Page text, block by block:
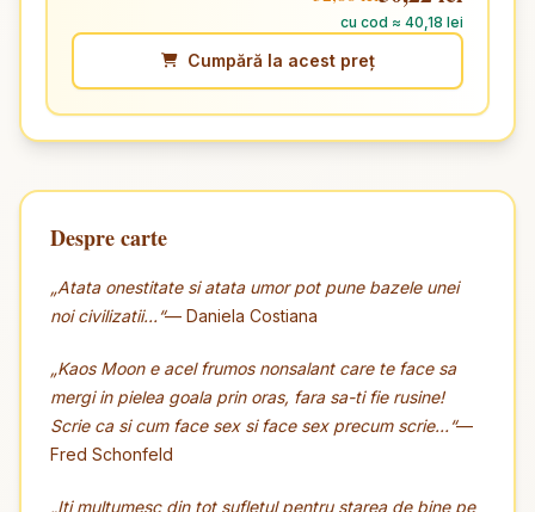
cu cod ≈ 40,18 lei
Cumpără la acest preț
Despre carte
„Atata onestitate si atata umor pot pune bazele unei
noi civilizatii…“— Daniela Costiana
„Kaos Moon e acel frumos nonsalant care te face sa
mergi in pielea goala prin oras, fara sa-ti fie rusine!
Scrie ca si cum face sex si face sex precum scrie…“—
Fred Schonfeld
„Iti multumesc din tot sufletul pentru starea de bine pe